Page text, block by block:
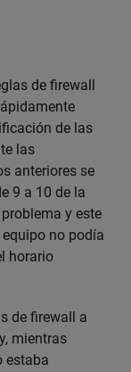
de firewall
de las
las
anteriores se
9 a 10 de la
y este
no podía
horario
de firewall a
mientras
estaba